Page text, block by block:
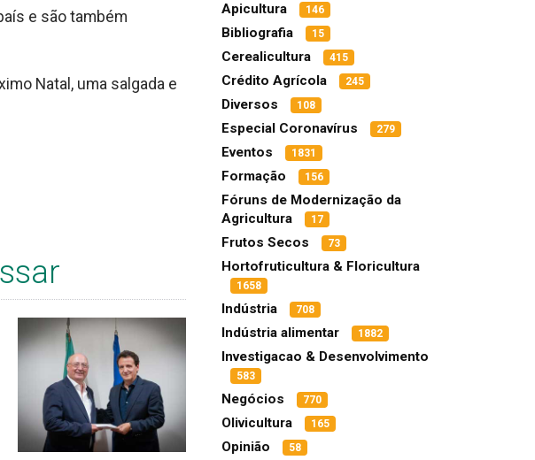
e são também
Natal, uma salgada e
Apicultura 146
Bibliografia 15
Cerealicultura 415
Crédito Agrícola 245
Diversos 108
Especial Coronavírus 279
Eventos 1831
Formação 156
Fóruns de Modernização da
Agricultura
17
Frutos Secos 73
Hortofruticultura & Floricultura
1658
Indústria 708
Indústria alimentar 1882
Investigacao & Desenvolvimento
583
Negócios 770
Olivicultura 165
Opinião 58